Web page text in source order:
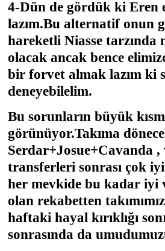
4-Dün de gördük ki
lazım.Bu alternatif onun
hareketli Niasse tarzında
olacak ancak bence
bir forvet almak lazım ki
deneyebilelim.
Bu sorunların büyük
görünüyor.Takıma
Serdar+Josue+Cavanda
transferleri sonrası çok
her mevkide bu kadar iyi
olan rekabetten
haftaki hayal kırıklığı
sonrasında da